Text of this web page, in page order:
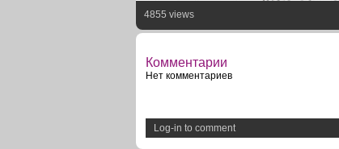
4855 views
Комментарии
Нет комментариев
Log-in to comment